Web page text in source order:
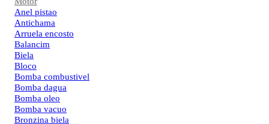
Anel pistao
Antichama
Arruela encosto
Balancim
Biela
Bloco
Bomba combustivel
Bomba dagua
Bomba oleo
Bomba vacuo
Bronzina biela